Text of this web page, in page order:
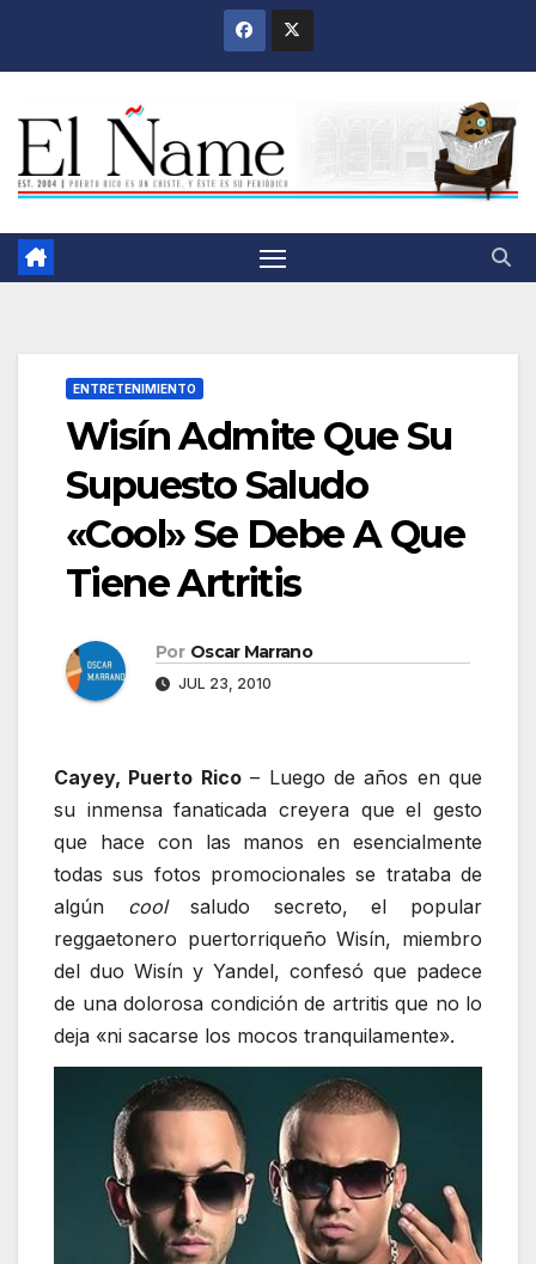
ENTRETENIMIENTO
Wisín Admite Que Su
Supuesto Saludo
«Cool» Se Debe A Que
Tiene Artritis
Por Oscar Marrano
JUL 23, 2010
Cayey, Puerto Rico– Luego de años en que
su inmensa fanaticada creyera que el gesto
que hace con las manos en esencialmente
todas sus fotos promocionales se trataba de
algún coolsaludo secreto, el popular
reggaetonero puertorriqueño Wisín, miembro
del duo Wisín y Yandel, confesó que padece
de una dolorosa condición de artritis que no lo
deja «ni sacarse los mocos tranquilamente».